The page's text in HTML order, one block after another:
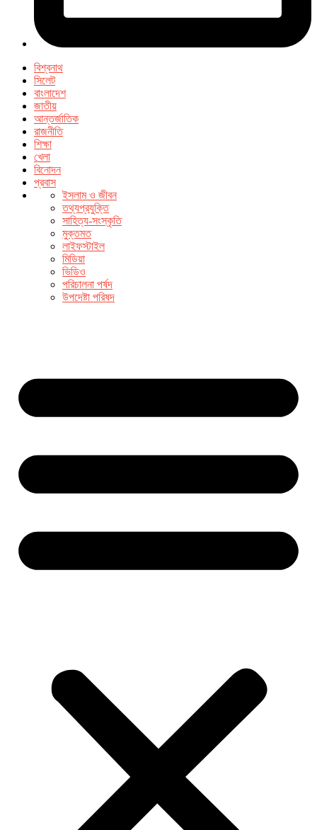
বিশ্বনাথ
সিলেট
বাংলাদেশ
জাতীয়
আন্তর্জাতিক
রাজনীতি
শিক্ষা
খেলা
বিনোদন
প্রবাস
ইসলাম ও জীবন
তথ্যপ্রযুক্তি
সাহিত্য-সংস্কৃতি
মুক্তমত
লাইফস্টাইল
মিডিয়া
ভিডিও
পরিচালনা পর্ষদ
উপদেষ্টা পরিষদ